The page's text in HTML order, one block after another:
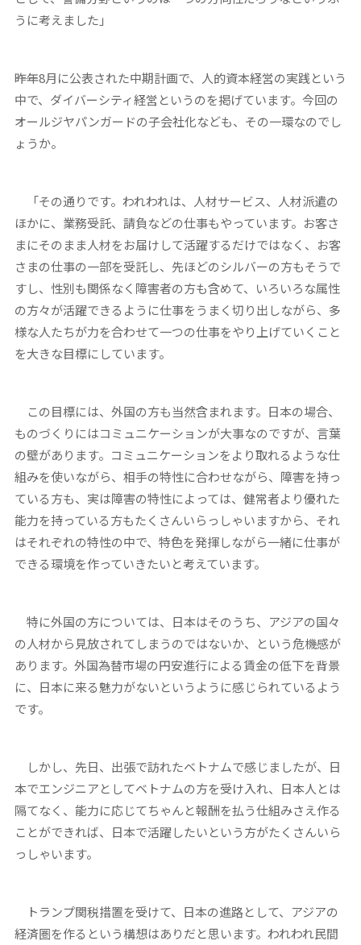
うに考えました」
――昨年8月に公表された中期計画で、人的資本経営の実践という
中で、ダイバーシティ経営というのを掲げています。今回の
オールジヤパンガードの子会社化なども、その一環なのでし
ょうか。
「その通りです。われわれは、人材サービス、人材派遣の
ほかに、業務受託、請負などの仕事もやっています。お客さ
まにそのまま人材をお届けして活躍するだけではなく、お客
さまの仕事の一部を受託し、先ほどのシルバーの方もそうで
すし、性別も関係なく障害者の方も含めて、いろいろな属性
の方々が活躍できるように仕事をうまく切り出しながら、多
様な人たちが力を合わせて一つの仕事をやり上げていくこと
を大きな目標にしています。
この目標には、外国の方も当然含まれます。日本の場合、
ものづくりにはコミュニケーションが大事なのですが、言葉
の壁があります。コミュニケーションをより取れるような仕
組みを使いながら、相手の特性に合わせながら、障害を持っ
ている方も、実は障害の特性によっては、健常者より優れた
能力を持っている方もたくさんいらっしゃいますから、それ
はそれぞれの特性の中で、特色を発揮しながら一緒に仕事が
できる環境を作っていきたいと考えています。
特に外国の方については、日本はそのうち、アジアの国々
の人材から見放されてしまうのではないか、という危機感が
あります。外国為替市場の円安進行による賃金の低下を背景
に、日本に来る魅力がないというように感じられているよう
です。
しかし、先日、出張で訪れたベトナムで感じましたが、日
本でエンジニアとしてベトナムの方を受け入れ、日本人とは
隔てなく、能力に応じてちゃんと報酬を払う仕組みさえ作る
ことができれば、日本で活躍したいという方がたくさんいら
っしゃいます。
トランプ関税措置を受けて、日本の進路として、アジアの
経済圏を作るという構想はありだと思います。われわれ民間